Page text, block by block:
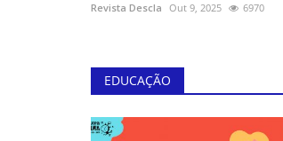
Revista Descla Out 9, 2025 6970
EDUCAÇÃO
Cultura